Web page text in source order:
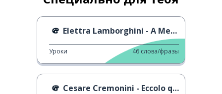
Elettra Lamborghini - A Mezzanotte
Уроки 46 слова/фразы
Cesare Cremonini - Eccolo qua il Natale